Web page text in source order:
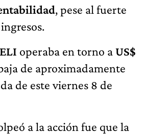
, pese al fuerte
operaba en torno aUS$
de aproximadamente
de este viernes 8 de
a la acción fue que la